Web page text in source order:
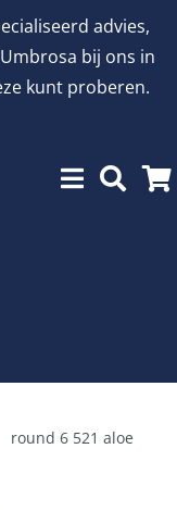
advies,
bij ons in
kunt proberen.
round 6 521 aloe